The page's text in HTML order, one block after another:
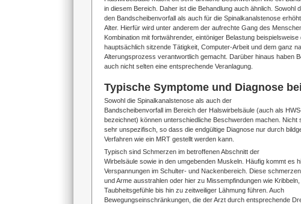
in diesem Bereich. Daher ist die Behandlung auch ähnlich. Sowohl
den Bandscheibenvorfall als auch für die Spinalkanalstenose
Alter. Hierfür wird unter anderem der aufrechte Gang des
Kombination mit fortwährender, eintöniger Belastung beispielsweise
hauptsächlich sitzende Tätigkeit, Computer-Arbeit und dem ganz
Alterungsprozess verantwortlich gemacht. Darüber hinaus haben
auch nicht selten eine entsprechende Veranlagung.
Typische Symptome und Diagnose
Sowohl die Spinalkanalstenose als auch der
Bandscheibenvorfall im Bereich der Halswirbelsäule (auch als
bezeichnet) können unterschiedliche Beschwerden machen. Nicht
sehr unspezifisch, so dass die endgültige Diagnose nur durch
Verfahren wie ein MRT gestellt werden kann.
Typisch sind Schmerzen im betroffenen Abschnitt der
Wirbelsäule sowie in den umgebenden Muskeln. Häufig kommt es
Verspannungen im Schulter- und Nackenbereich. Diese
und Arme ausstrahlen oder hier zu Missempfindungen wie Kribbeln,
Taubheitsgefühle bis hin zu zeitweiliger Lähmung führen. Auch
Bewegungseinschränkungen, die der Arzt durch entsprechende